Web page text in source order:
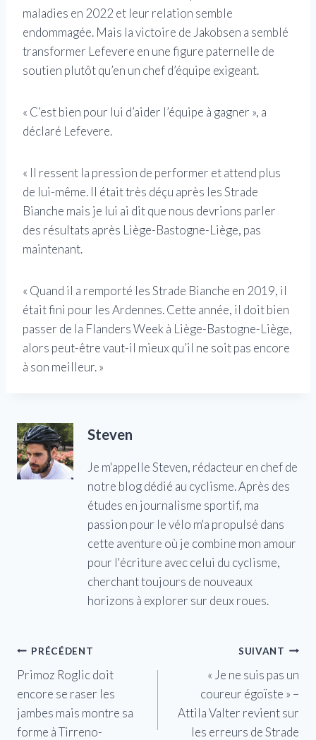
maladies en 2022 et leur relation semble
endommagée. Mais la victoire de Jakobsen a semblé
transformer Lefevere en une figure paternelle de
soutien plutôt qu’en un chef d’équipe exigeant.
« C’est bien pour lui d’aider l’équipe à gagner », a
déclaré Lefevere.
« Il ressent la pression de performer et attend plus
de lui-même. Il était très déçu après les Strade
Bianche mais je lui ai dit que nous devrions parler
des résultats après Liège-Bastogne-Liège, pas
maintenant.
« Quand il a remporté les Strade Bianche en 2019, il
était fini pour les Ardennes. Cette année, il doit bien
passer de la Flanders Week à Liège-Bastogne-Liège,
alors peut-être vaut-il mieux qu’il ne soit pas encore
à son meilleur. »
Steven
Je m'appelle Steven, rédacteur en chef de
notre blog dédié au cyclisme. Après des
études en journalisme sportif, ma
passion pour le vélo m'a propulsé dans
cette aventure où je combine mon amour
pour l'écriture avec celui du cyclisme,
cherchant toujours de nouveaux
horizons à explorer sur deux roues.
Navigation
de
l’article
PRÉCÉDENT
Primoz Roglic doit
encore se raser les
jambes mais montre sa
forme à Tirreno-
SUIVANT
« Je ne suis pas un
coureur égoïste » –
Attila Valter revient sur
les erreurs de Strade